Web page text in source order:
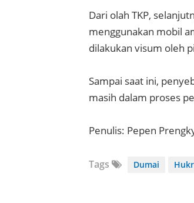
Dari olah TKP,
menggunakan mobil
dilakukan visum oleh
Sampai saat ini,
masih dalam proses
Penulis: Pepen
Tags Dumai